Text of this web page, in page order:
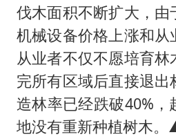
伐木面积不断扩大，由
机械设备价格上涨和从
从业者不仅不愿培育
完所有区域后直接退
造林率已经跌破40%，
地没有重新种植树木